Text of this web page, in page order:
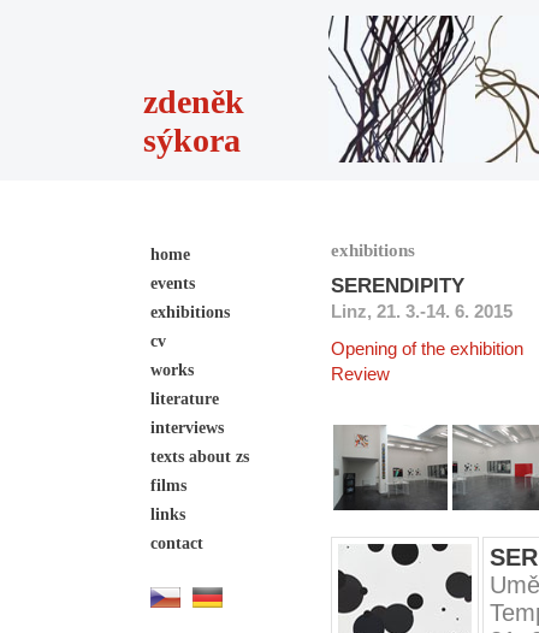
zdeněk
sýkora
home
events
exhibitions
cv
works
literature
interviews
texts about zs
films
links
contact
exhibitions
SERENDIPITY
Linz, 21. 3.-14. 6. 2015
Opening of the exhibition
Review